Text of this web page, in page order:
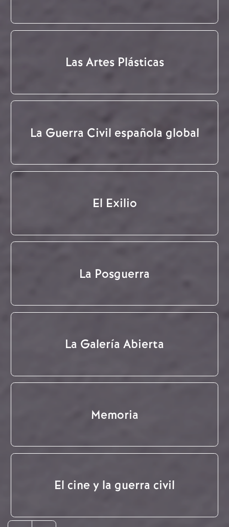
Las Artes Plásticas
La Guerra Civil española global
El Exilio
La Posguerra
La Galería Abierta
Memoria
El cine y la guerra civil